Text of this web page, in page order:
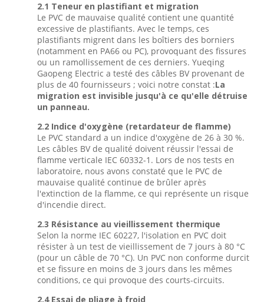
2.1 Teneur en plastifiant et migration
Le PVC de mauvaise qualité contient une quantité
excessive de plastifiants. Avec le temps, ces
plastifiants migrent dans les boîtiers des borniers
(notamment en PA66 ou PC), provoquant des fissures
ou un ramollissement de ces derniers. Yueqing
Gaopeng Electric a testé des câbles BV provenant de
plus de 40 fournisseurs ; voici notre constat :La
migration est invisible jusqu'à ce qu'elle détruise
un panneau.
2.2 Indice d'oxygène (retardateur de flamme)
Le PVC standard a un indice d'oxygène de 26 à 30 %.
Les câbles BV de qualité doivent réussir l'essai de
flamme verticale IEC 60332-1. Lors de nos tests en
laboratoire, nous avons constaté que le PVC de
mauvaise qualité continue de brûler après
l'extinction de la flamme, ce qui représente un risque
d'incendie direct.
2.3 Résistance au vieillissement thermique
Selon la norme IEC 60227, l'isolation en PVC doit
résister à un test de vieillissement de 7 jours à 80 °C
(pour un câble de 70 °C). Un PVC non conforme durcit
et se fissure en moins de 3 jours dans les mêmes
conditions, ce qui provoque des courts-circuits.
2.4 Essai de pliage à froid